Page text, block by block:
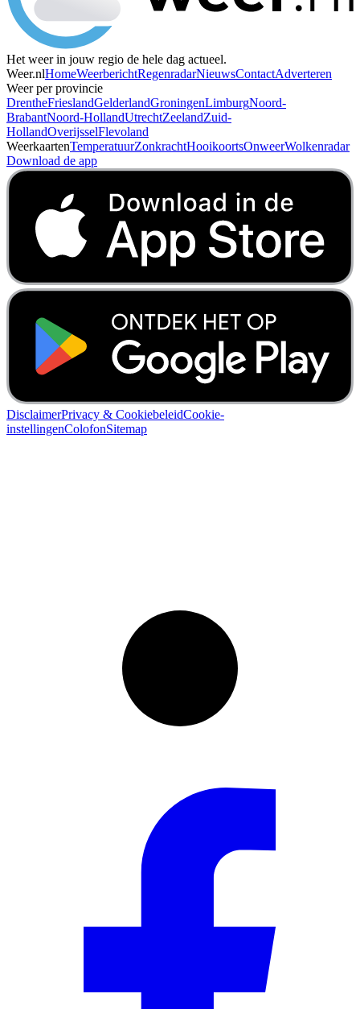
Het weer in jouw regio de hele dag actueel.
Weer.nlHomeWeerberichtRegenradarNieuwsContactAdverteren
Weer per provincie
DrentheFrieslandGelderlandGroningenLimburgNoord-
BrabantNoord-HollandUtrechtZeelandZuid-
HollandOverijsselFlevoland
WeerkaartenTemperatuurZonkrachtHooikoortsOnweerWolkenradar
Download de app
DisclaimerPrivacy & CookiebeleidCookie-
instellingenColofonSitemap